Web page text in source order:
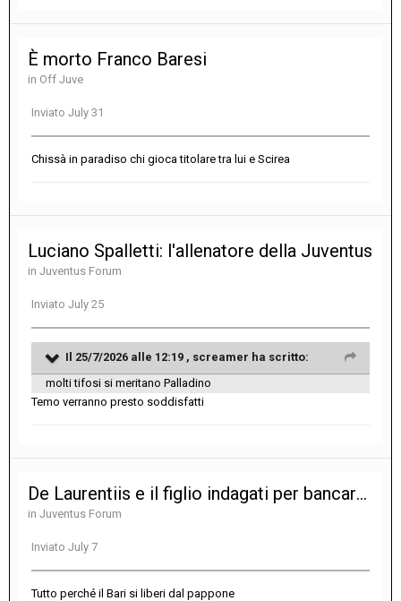
È morto Franco Baresi
in Off Juve
Inviato July 31
Chissà in paradiso chi gioca titolare tra lui e Scirea
Luciano Spalletti: l'allenatore della Juventus
in Juventus Forum
Inviato July 25
Il 25/7/2026 alle 12:19 , screamer ha scritto:
molti tifosi si meritano Palladino
Temo verranno presto soddisfatti
De Laurentiis e il figlio indagati per bancarotta fraudolenta nella gestione del Bari
in Juventus Forum
Inviato July 7
Tutto perché il Bari si liberi dal pappone